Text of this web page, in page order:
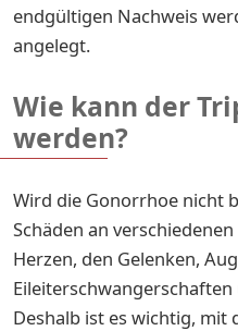
endgültigen Nachweis
angelegt.
Wie kann der
werden?
Wird die Gonorrhoe nicht
Schäden an
Herzen, den Gelenken,
Deshalb ist es wichtig, mit